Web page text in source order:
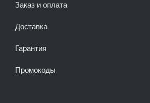
Заказ и оплата
Доставка
Гарантия
Промокоды